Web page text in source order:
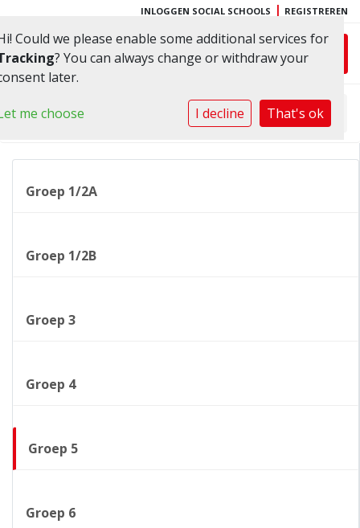
INLOGGEN SOCIAL SCHOOLS | REGISTREREN
Groepen » Groep 5
Groep 1/2A
Groep 1/2B
Groep 3
Groep 4
Groep 5
Groep 6
Could we please enable some additional services for
? You can always change or withdraw your
later.
me choose I decline That's ok